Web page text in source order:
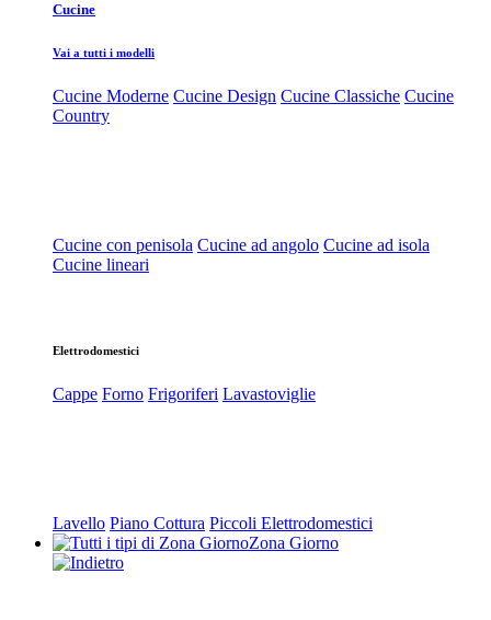
Cucine
Vai a tutti i modelli
Cucine Moderne Cucine Design Cucine Classiche Cucine
Country
Cucine con penisola Cucine ad angolo Cucine ad isola
Cucine lineari
Elettrodomestici
Cappe Forno Frigoriferi Lavastoviglie
Lavello Piano Cottura Piccoli Elettrodomestici
Zona Giorno